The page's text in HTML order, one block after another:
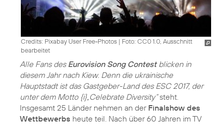
Credits: Pixabay User Free-Photos | Foto: CC0 1.0, Ausschnitt
bearbeitet
Alle Fans des Eurovision Song Contestblicken in
diesem Jahr nach Kiew. Denn die ukrainische
Hauptstadt ist das Gastgeber-Land des ESC 2017, der
unter dem Motto {i}„Celebrate Diversity“steht.
Insgesamt 25 Länder nehmen an der Finalshow des
Wettbewerbs heute teil. Nach über 60 Jahren im TV